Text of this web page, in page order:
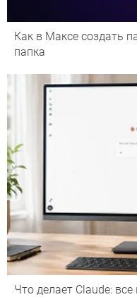
Как в Максе создать
папка
Что делает Сlaude: